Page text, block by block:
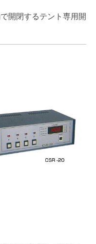
開閉するテント専用開